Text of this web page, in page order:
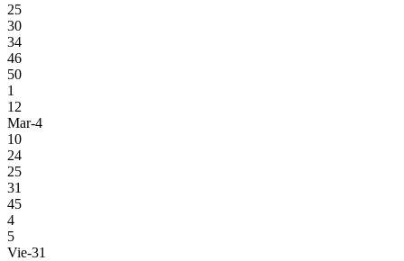
25
30
34
46
50
1
12
Mar-4
10
24
25
31
45
4
5
Vie-31